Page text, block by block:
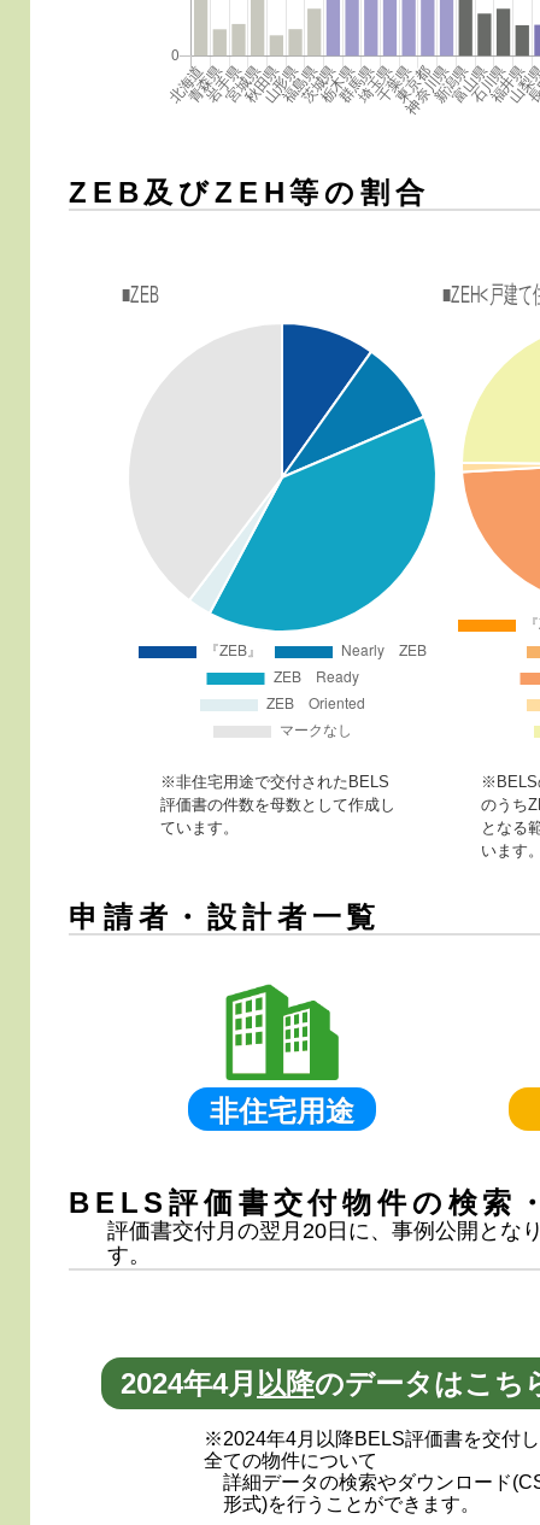
ZEB及びZEH等の割合
※非住宅用途で交付されたBELS
評価書の件数を母数として作成し
ています。
※BELS
のうち
となる
います
申請者・設計者一覧
非住宅用途
BELS評価書交付物件の検索
評価書交付月の翌月20日に、事例公開とな
す。
2024年4月 以降のデータはこち
※2024年4月以降BELS評価書を交付
全ての物件について
詳細データの検索やダウンロード
形式)を行うことができます。